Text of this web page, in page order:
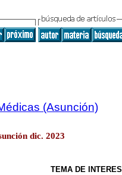
(Asunción)
dic. 2023
TEMA DE INTERES